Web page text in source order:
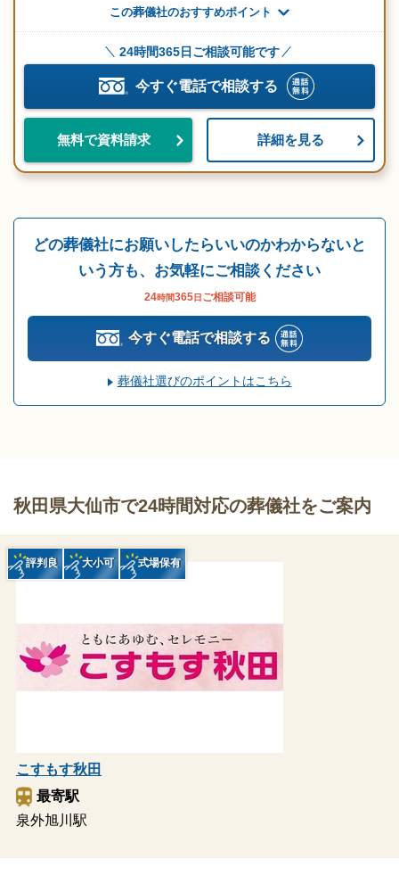
この葬儀社のおすすめポイント
24時間365日ご相談可能です
今すぐ電話で相談する
無料で資料請求 詳細を見る
どの葬儀社にお願いしたらいいのかわからないと
いう方も、お気軽にご相談ください
24時間365日 ご相談可能
今すぐ電話で相談する
葬儀社選びのポイントはこちら
秋田県大仙市で24時間対応の葬儀社をご案内
こすもす秋田
最寄駅
泉外旭川駅
評判良 大小可 式場保有